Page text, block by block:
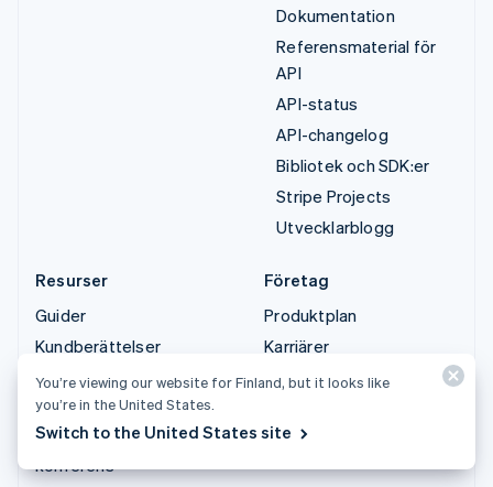
Dokumentation
Referensmaterial för
API
API-status
API-changelog
Bibliotek och SDK:er
Stripe Projects
Utvecklarblogg
Resurser
Guider
Kundberättelser
Blogg
Community
Sessions årliga
konferens
Företag
Produktplan
Karriärer
Nyhetsrum
Kontakta säljteamet
You’re viewing our website for Finland, but it looks like
you’re in the United States.
Switch to the United States site